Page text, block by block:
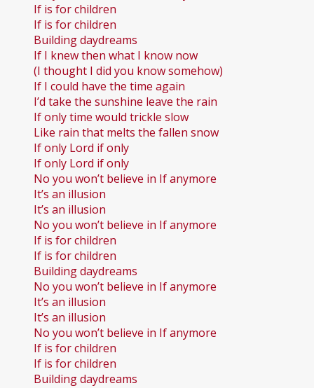
If is for children
If is for children
Building daydreams
If I knew then what I know now
(I thought I did you know somehow)
If I could have the time again
I’d take the sunshine leave the rain
If only time would trickle slow
Like rain that melts the fallen snow
If only Lord if only
If only Lord if only
No you won’t believe in If anymore
It’s an illusion
It’s an illusion
No you won’t believe in If anymore
If is for children
If is for children
Building daydreams
No you won’t believe in If anymore
It’s an illusion
It’s an illusion
No you won’t believe in If anymore
If is for children
If is for children
Building daydreams